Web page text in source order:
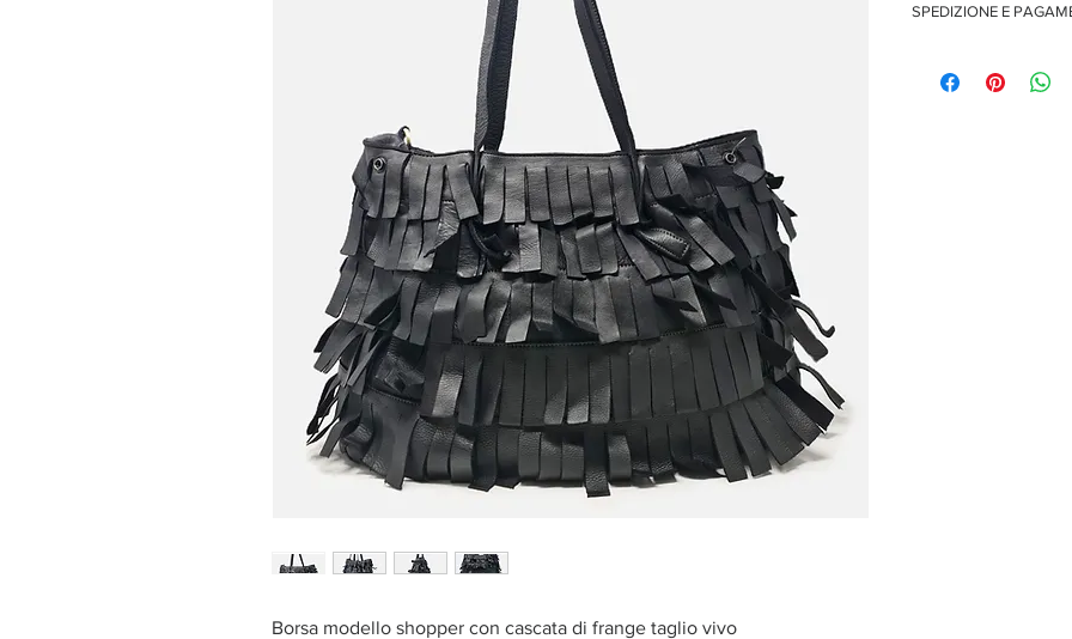
Borsa modello shopper con cascata di frange taglio vivo
SPEDIZIONE E
Pagamenti sicuri con